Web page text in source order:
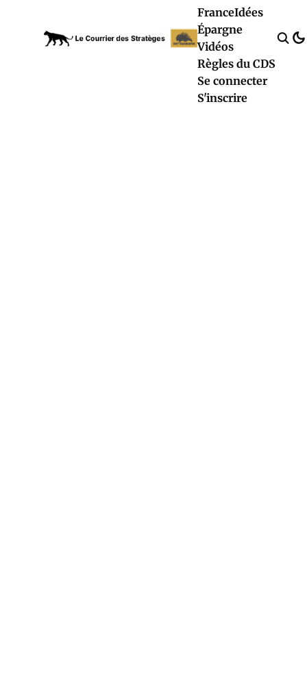
FranceIdées
Épargne
Vidéos
Règles du CDS
Se connecter
S'inscrire